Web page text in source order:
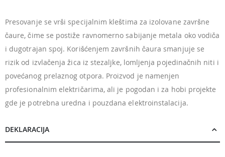
Presovanje se vrši specijalnim kleštima za izolovane završne
čaure, čime se postiže ravnomerno sabijanje metala oko vodiča
i dugotrajan spoj. Korišćenjem završnih čaura smanjuje se
rizik od izvlačenja žica iz stezaljke, lomljenja pojedinačnih niti i
povećanog prelaznog otpora. Proizvod je namenjen
profesionalnim električarima, ali je pogodan i za hobi projekte
gde je potrebna uredna i pouzdana elektroinstalacija.
DEKLARACIJA